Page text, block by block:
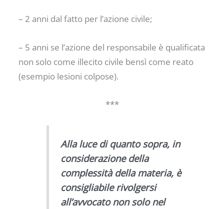
– 2 anni dal fatto per l’azione civile;
– 5 anni se l’azione del responsabile è qualificata
non solo come illecito civile bensì come reato
(esempio lesioni colpose).
***
Alla luce di quanto sopra, in
considerazione della
complessità della materia, è
consigliabile rivolgersi
all’avvocato non solo nel